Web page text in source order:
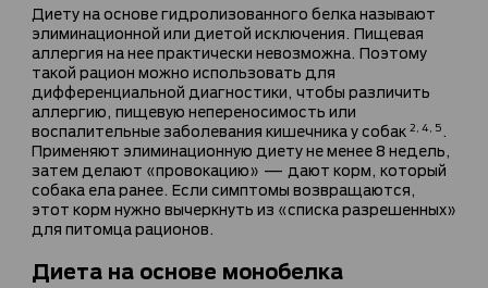
Диету на основе гидролизованного белка называют
элиминационной или диетой исключения. Пищевая
аллергия на нее практически невозможна. Поэтому
такой рацион можно использовать для
дифференциальной диагностики, чтобы различить
аллергию, пищевую непереносимость или
воспалительные заболевания кишечника у собак 2, 4, 5
Применяют элиминационную диету не менее 8 недель,
затем делают «провокацию» — дают корм, который
собака ела ранее. Если симптомы возвращаются,
этот корм нужно вычеркнуть из «списка разрешенных»
для питомца рационов.
Диета на основе монобелка